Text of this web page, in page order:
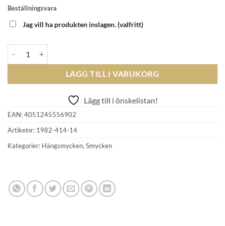
Beställningsvara
Jag vill ha produkten inslagen.(valfritt)
LÄGG TILL I VARUKORG
Lägg till i önskelistan!
EAN:4051245556902
Artikelnr: 1982-414-14
Kategorier: Hängsmycken,Smycken